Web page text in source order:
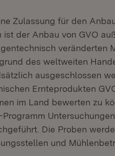
Zulassung für den
der Anbau von GVO
veränderten
des weltweiten
ausgeschlossen
Ernteprodukten
im Land bewerten zu
Die Proben
und